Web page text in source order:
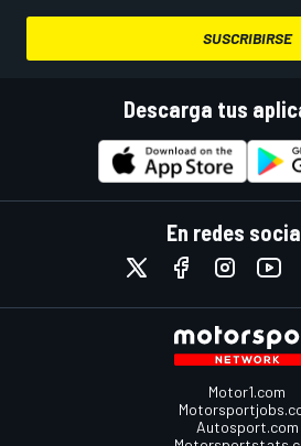
SUSCRIBIRSE
Descarga tus
En redes
Motor1.com
Autosport.com